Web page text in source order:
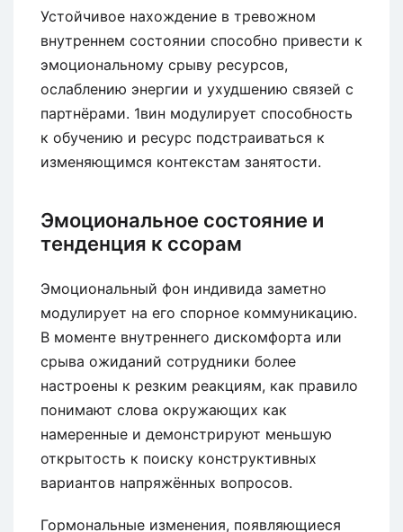
Устойчивое нахождение в тревожном
внутреннем состоянии способно привести к
эмоциональному срыву ресурсов,
ослаблению энергии и ухудшению связей с
партнёрами. 1вин модулирует способность
к обучению и ресурс подстраиваться к
изменяющимся контекстам занятости.
Эмоциональное состояние и
тенденция к ссорам
Эмоциональный фон индивида заметно
модулирует на его спорное коммуникацию.
В моменте внутреннего дискомфорта или
срыва ожиданий сотрудники более
настроены к резким реакциям, как правило
понимают слова окружающих как
намеренные и демонстрируют меньшую
открытость к поиску конструктивных
вариантов напряжённых вопросов.
Гормональные изменения, появляющиеся